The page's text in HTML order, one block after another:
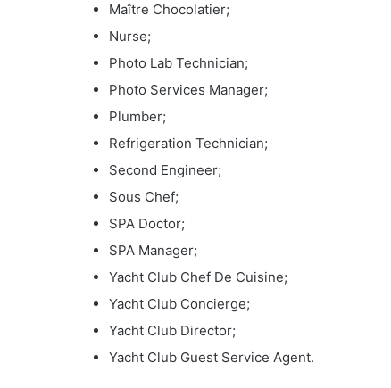
Maître Chocolatier;
Nurse;
Photo Lab Technician;
Photo Services Manager;
Plumber;
Refrigeration Technician;
Second Engineer;
Sous Chef;
SPA Doctor;
SPA Manager;
Yacht Club Chef De Cuisine;
Yacht Club Concierge;
Yacht Club Director;
Yacht Club Guest Service Agent.